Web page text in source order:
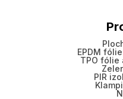
EPDM
TPO fólie
PIR